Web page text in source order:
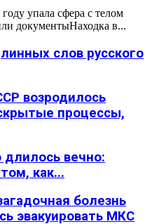
упала сфера с телом
документыНаходка в...
слов русского
возродилось
процессы,
вечно:
как...
болезнь
эвакуировать МКС